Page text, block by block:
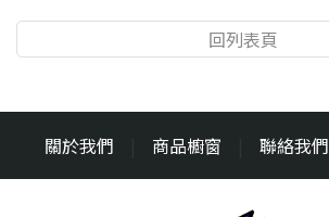
回列表頁
關於我們 商品櫥窗 聯絡我們